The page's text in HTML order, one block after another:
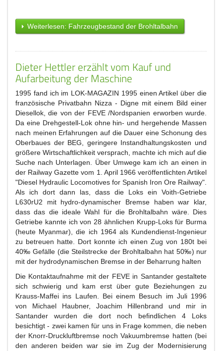
Weiterlesen: Fahrzeugbestand der Brohltalbahn
Dieter Hettler erzählt vom Kauf und
Aufarbeitung der Maschine
1995 fand ich im LOK-MAGAZIN 1995 einen Artikel über die
französische Privatbahn Nizza - Digne mit einem Bild einer
Diesellok, die von der FEVE /Nordspanien erworben wurde.
Da eine Drehgestell-Lok ohne hin- und hergehende Massen
nach meinen Erfahrungen auf die Dauer eine Schonung des
Oberbaues der BEG, geringere Instandhaltungskosten und
größere Wirtschaftlichkeit versprach, machte ich mich auf die
Suche nach Unterlagen. Über Umwege kam ich an einen in
der Railway Gazette vom 1. April 1966 veröffentlichten Artikel
"Diesel Hydraulic Locomotives for Spanish Iron Ore Railway".
Als ich dort dann las, dass die Loks ein Voith-Getriebe
L630rU2 mit hydro-dynamischer Bremse haben war klar,
dass das die ideale Wahl für die Brohltalbahn wäre. Dies
Getriebe kannte ich von 28 ähnlichen Krupp-Loks für Burma
(heute Myanmar), die ich 1964 als Kundendienst-Ingenieur
zu betreuen hatte. Dort konnte ich einen Zug von 180t bei
40‰ Gefälle (die Steilstrecke der Brohltalbahn hat 50‰) nur
mit der hydrodynamischen Bremse in der Beharrung halten
Die Kontaktaufnahme mit der FEVE in Santander gestaltete
sich schwierig und kam erst über gute Beziehungen zu
Krauss-Maffei ins Laufen. Bei einem Besuch im Juli 1996
von Michael Haubner, Joachim Hillenbrand und mir in
Santander wurden die dort noch befindlichen 4 Loks
besichtigt - zwei kamen für uns in Frage kommen, die neben
der Knorr-Druckluftbremse noch Vakuumbremse hatten (bei
den anderen beiden war sie im Zug der Modernisierung